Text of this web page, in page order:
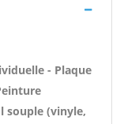
- Plaque
souple (vinyle,